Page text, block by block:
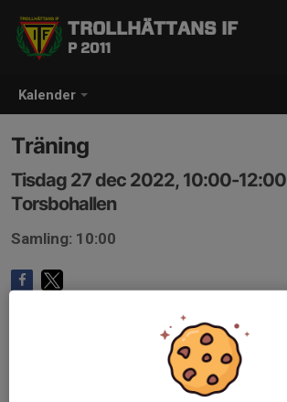
Kalender
TROLLHÄTTANS IF
P 2011
Träning
Tisdag 27 dec 2022, 10:00-12:00
Torsbohallen
Samling: 10:00